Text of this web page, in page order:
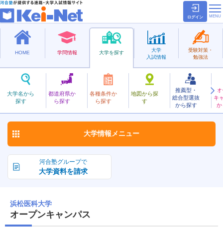
ログイン
HOME 学問情報 大学を探す
大学名から
探す
都道府県か
ら探す
各種条件か
ら探す
地図から探
す
推薦型・
総合型選抜
から探す
キ
か
大学
入試情報
受験対策・
勉強法
国立
はままついか
浜松医科大学 お気に入り
河合塾グループで
大学資料を請求
大学情報 メニュー
浜松医科大学
オープンキャンパス